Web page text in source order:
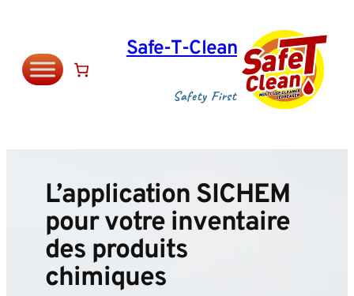
contenu
Safe‑T‑Clean
Safety First
L’application SICHEM
pour votre inventaire
des produits
chimiques